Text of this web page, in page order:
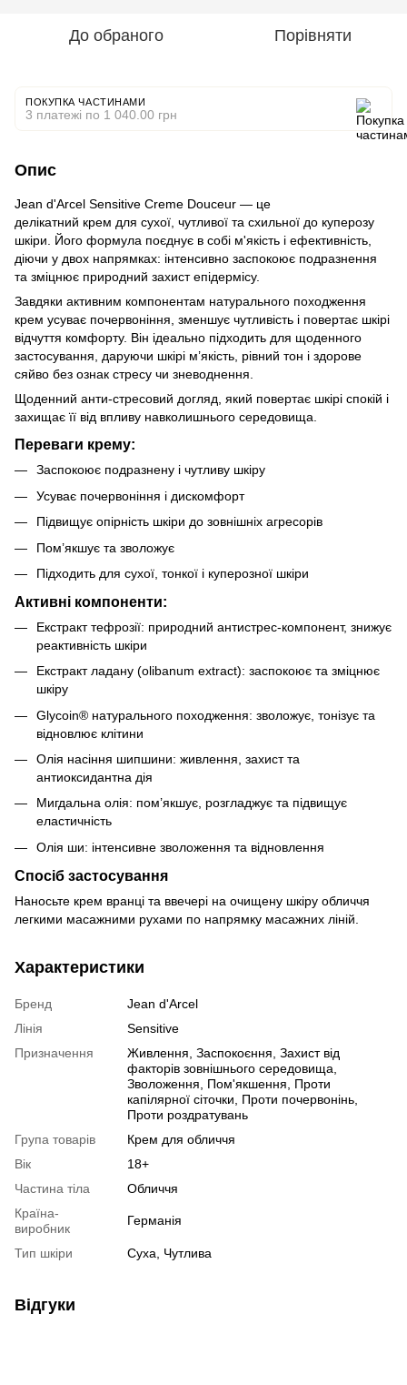
До обраного Порівняти
ПОКУПКА ЧАСТИНАМИ
3 платежі по 1 040.00 грн
Опис
Jean d'Arcel Sensitive Creme Douceur — це
делікатний крем для сухої, чутливої та схильної до куперозу
шкіри. Його формула поєднує в собі м'якість і ефективність,
діючи у двох напрямках: інтенсивно заспокоює подразнення
та зміцнює природний захист епідермісу.
Завдяки активним компонентам натурального походження
крем усуває почервоніння, зменшує чутливість і повертає шкірі
відчуття комфорту. Він ідеально підходить для щоденного
застосування, даруючи шкірі м’якість, рівний тон і здорове
сяйво без ознак стресу чи зневоднення.
Щоденний анти-стресовий догляд, який повертає шкірі спокій і
захищає її від впливу навколишнього середовища.
Переваги крему:
Заспокоює подразнену і чутливу шкіру
Усуває почервоніння і дискомфорт
Підвищує опірність шкіри до зовнішніх агресорів
Пом’якшує та зволожує
Підходить для сухої, тонкої і куперозної шкіри
Активні компоненти:
Екстракт тефрозії: природний антистрес-компонент, знижує
реактивність шкіри
Екстракт ладану (olibanum extract): заспокоює та зміцнює
шкіру
Glycoin® натурального походження: зволожує, тонізує та
відновлює клітини
Олія насіння шипшини: живлення, захист та
антиоксидантна дія
Мигдальна олія: пом’якшує, розгладжує та підвищує
еластичність
Олія ши: інтенсивне зволоження та відновлення
Спосіб застосування
Наносьте крем вранці та ввечері на очищену шкіру обличчя
легкими масажними рухами по напрямку масажних ліній.
Характеристики
Бренд
Jean d'Arcel
Лінія
Sensitive
Призначення
Живлення, Заспокоєння, Захист від
факторів зовнішнього середовища,
Зволоження, Пом'якшення, Проти
капілярної сіточки, Проти почервонінь,
Проти роздратувань
Група товарів
Крем для обличчя
Вік
18+
Частина тіла
Обличчя
Країна-
виробник
Германія
Тип шкіри Суха, Чутлива
Відгуки